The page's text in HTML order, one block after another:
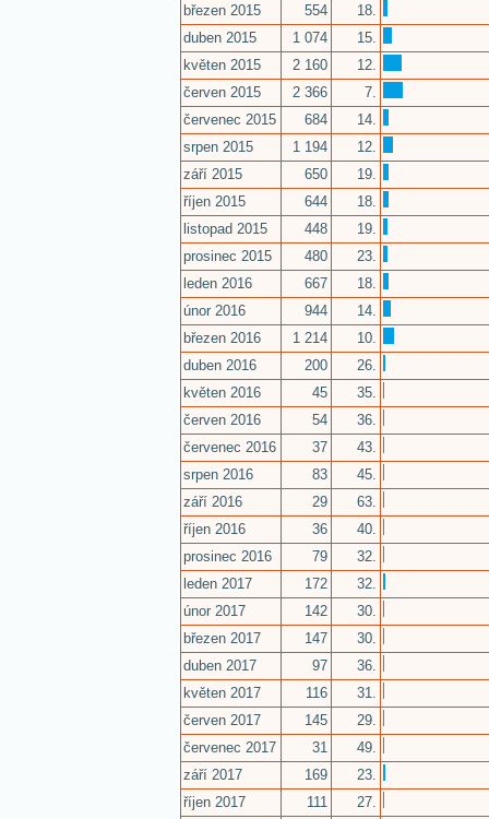
březen 2015
554
18.
duben 2015
1 074
15.
květen 2015
2 160
12.
červen 2015
2 366
7.
červenec 2015
684
14.
srpen 2015
1 194
12.
září 2015
650
19.
říjen 2015
644
18.
listopad 2015
448
19.
prosinec 2015
480
23.
leden 2016
667
18.
únor 2016
944
14.
březen 2016
1 214
10.
duben 2016
200
26.
květen 2016
45
35.
červen 2016
54
36.
červenec 2016
37
43.
srpen 2016
83
45.
září 2016
29
63.
říjen 2016
36
40.
prosinec 2016
79
32.
leden 2017
172
32.
únor 2017
142
30.
březen 2017
147
30.
duben 2017
97
36.
květen 2017
116
31.
červen 2017
145
29.
červenec 2017
31
49.
září 2017
169
23.
říjen 2017
111
27.